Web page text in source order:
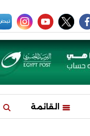
facebook
twitter
youtube
القائمة